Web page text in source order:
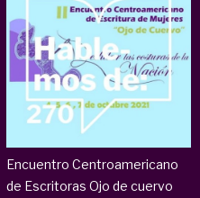
Encuentro Centroamericano
de Escritoras Ojo de cuervo